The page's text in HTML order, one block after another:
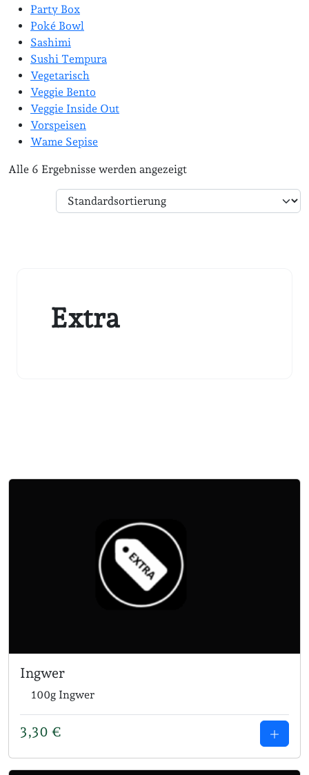
Party Box
Poké Bowl
Sashimi
Sushi Tempura
Vegetarisch
Veggie Bento
Veggie Inside Out
Vorspeisen
Wame Sepise
Alle 6 Ergebnisse werden angezeigt
Extra
Ingwer
100g Ingwer
3,30 €